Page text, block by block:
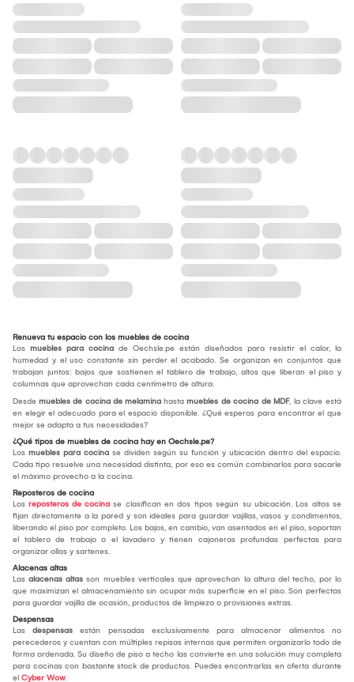
Renueva tu espacio con los muebles de cocina
Los muebles para cocina de Oechsle.pe están diseñados para resistir el calor, la
humedad y el uso constante sin perder el acabado. Se organizan en conjuntos que
trabajan juntos: bajos que sostienen el tablero de trabajo, altos que liberan el piso y
columnas que aprovechan cada centímetro de altura.
Desde muebles de cocina de melamina hasta muebles de cocina de MDF, la clave está
en elegir el adecuado para el espacio disponible. ¿Qué esperas para encontrar el que
mejor se adapta a tus necesidades?
¿Qué tipos de muebles de cocina hay en Oechsle.pe?
Los muebles para cocina se dividen según su función y ubicación dentro del espacio.
Cada tipo resuelve una necesidad distinta, por eso es común combinarlos para sacarle
el máximo provecho a la cocina.
Reposteros de cocina
Los reposteros de cocina se clasifican en dos tipos según su ubicación. Los altos se
fijan directamente a la pared y son ideales para guardar vajillas, vasos y condimentos,
liberando el piso por completo. Los bajos, en cambio, van asentados en el piso, soportan
el tablero de trabajo o el lavadero y tienen cajoneras profundas perfectas para
organizar ollas y sartenes.
Alacenas altas
Las alacenas altas son muebles verticales que aprovechan la altura del techo, por lo
que maximizan el almacenamiento sin ocupar más superficie en el piso. Son perfectas
para guardar vajilla de ocasión, productos de limpieza o provisiones extras.
Despensas
Las despensas están pensadas exclusivamente para almacenar alimentos no
perecederos y cuentan con múltiples repisas internas que permiten organizarlo todo de
forma ordenada. Su diseño de piso a techo las convierte en una solución muy completa
para cocinas con bastante stock de productos. Puedes encontrarlas en oferta durante
el Cyber Wow.